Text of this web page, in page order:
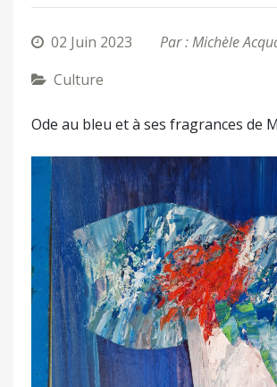
02 Juin 2023
Par : Michèle
Culture
Ode au bleu et à ses fragrances de
Précédent